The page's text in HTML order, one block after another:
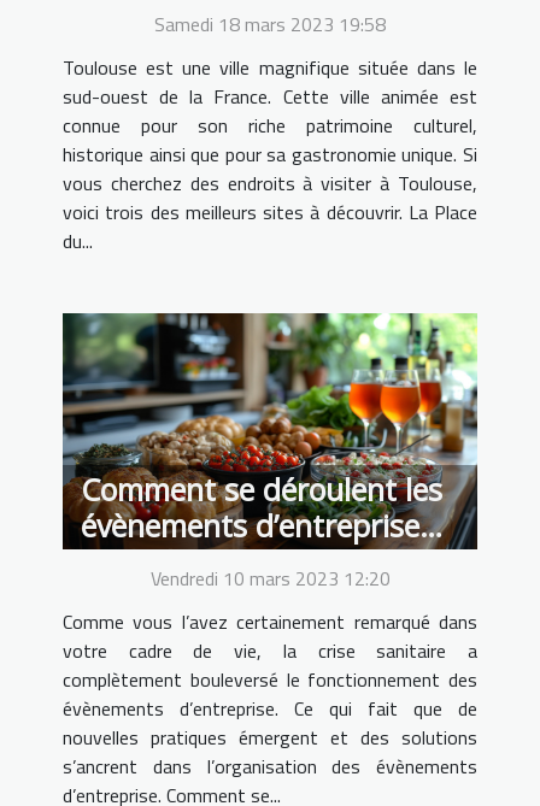
Samedi 18 mars 2023 19:58
Toulouse est une ville magnifique située dans le
sud-ouest de la France. Cette ville animée est
connue pour son riche patrimoine culturel,
historique ainsi que pour sa gastronomie unique. Si
vous cherchez des endroits à visiter à Toulouse,
voici trois des meilleurs sites à découvrir. La Place
du...
Comment se déroulent les
évènements d’entreprise
après la crise sanitaire ?
Vendredi 10 mars 2023 12:20
Comme vous l’avez certainement remarqué dans
votre cadre de vie, la crise sanitaire a
complètement bouleversé le fonctionnement des
évènements d’entreprise. Ce qui fait que de
nouvelles pratiques émergent et des solutions
s’ancrent dans l’organisation des évènements
d’entreprise. Comment se...